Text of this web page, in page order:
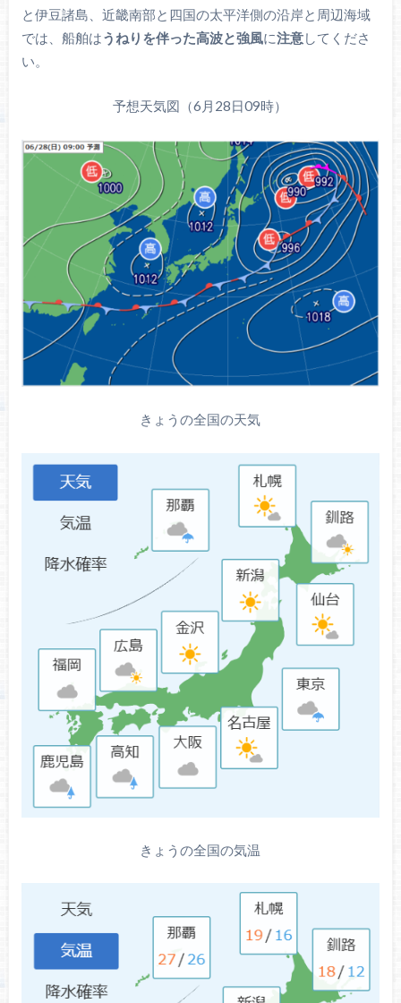
と伊豆諸島、近畿南部と四国の太平洋側の沿岸と周辺海域
では、船舶はうねりを伴った高波と強風に注意してくださ
い。
予想天気図（6月28日09時）
きょうの全国の天気
きょうの全国の気温